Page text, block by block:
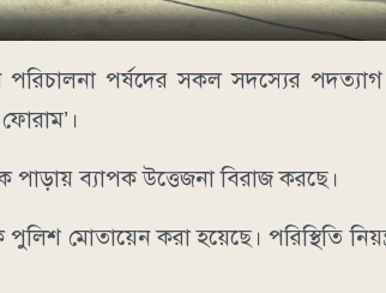
পরিচালনা পর্ষদের সকল সদস্যের পদত্যাগ
ব্যাপক উত্তেজনা বিরাজ করছে।
মোতায়েন করা হয়েছে। পরিস্থিতি